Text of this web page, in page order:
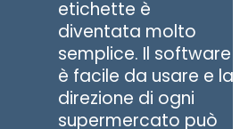
etichette è
diventata molto
semplice. Il software
è facile da usare e la
direzione di ogni
supermercato può